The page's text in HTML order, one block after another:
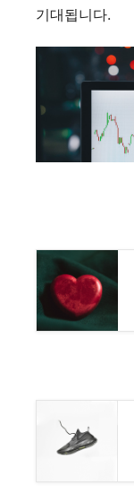
기대됩니다.